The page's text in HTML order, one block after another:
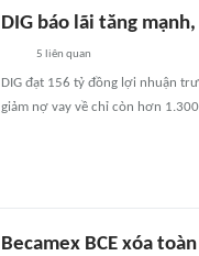
DIG báo lãi tăng
5 liên quan
DIG đạt 156 tỷ đồng lợi nhuận
giảm nợ vay về chỉ còn hơn
Becamex BCE xóa